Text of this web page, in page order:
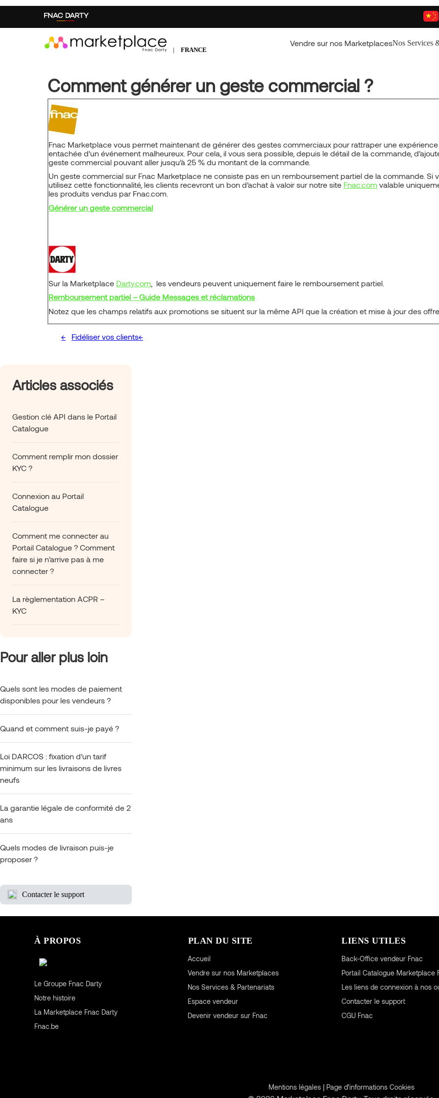
Aller
principal
| FRANCE
Vendre sur nos MarketplacesNos Services
Comment générer un geste commercial ?
Fnac Marketplace vous permet maintenant de générer des gestes commerciaux pour rattraper une
entachée d’un événement malheureux. Pour cela, il vous sera possible, depuis le détail de la commande,
geste commercial pouvant aller jusqu’à 25 % du montant de la commande.
Un geste commercial sur Fnac Marketplace ne consiste pas en un remboursement partiel de la commande. Si
utilisez cette fonctionnalité, les clients recevront un bon d’achat à valoir sur notre site Fnac.com valable
les produits vendus par Fnac.com.
Générer un geste commercial
Sur la Marketplace Darty.com , les vendeurs peuvent uniquement faire le remboursement partiel.
Remboursement partiel – Guide Messages et réclamations
Notez que les champs relatifs aux promotions se situent sur la même API que la création et mise à jour des
Fidéliser vos clients
Articles associés
Gestion clé API dans le Portail
Catalogue
Comment remplir mon dossier
KYC ?
Connexion au Portail
Catalogue
Comment me connecter au
Portail Catalogue ? Comment
faire si je n’arrive pas à me
connecter ?
La règlementation ACPR –
KYC
Pour aller plus loin
Quels sont les modes de paiement
disponibles pour les vendeurs ?
Quand et comment suis-je payé ?
Loi DARCOS : fixation d’un tarif
minimum sur les livraisons de livres
neufs
La garantie légale de conformité de 2
ans
Quels modes de livraison puis-je
proposer ?
Contacter le support
À PROPOS
Le Groupe Fnac Darty
Notre histoire
La Marketplace Fnac Darty
Fnac.be
PLAN DU SITE
Accueil
Vendre sur nos Marketplaces
Nos Services & Partenariats
Espace vendeur
Devenir vendeur sur Fnac
LIENS UTILES
Back-Office vendeur Fnac
Portail Catalogue Marketplace
Les liens de connexion à nos
Contacter le support
CGUFnac
Mentions légales | Page d’informations Cookies